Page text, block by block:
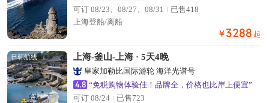
可订 08/23、08/27、08/31
已售418
上海登船/离船
￥ 3288 起
日韩航线 上海-釜山-上海 · 5天4晚
皇家加勒比国际游轮 海洋光谱号
4.8 “免税购物体验佳！品牌全，价格也比岸上便宜”
可订 08/24
已售723